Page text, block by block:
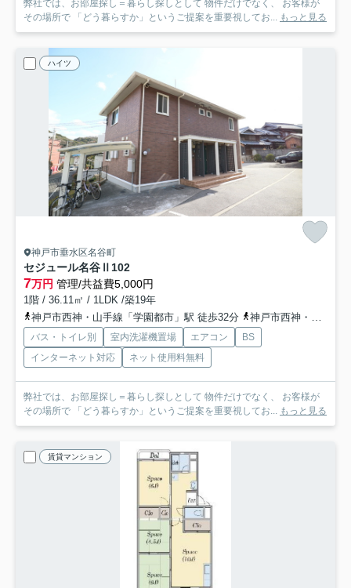
弊社では、お部屋探し＝暮らし探しとして 物件だけでなく、 お客様が
その場所で 「どう暮らすか」というご提案を重要視してお... もっと見る
ハイツ
神戸市垂水区名谷町
セジュール名谷Ⅱ 102
7万円 管理/共益費5,000円
1階 / 36.11㎡ / 1LDK /築19年
神戸市西神・山手線「学園都市」駅 徒歩32分
神戸市西神・山手線「総合運動公園」駅 徒歩39分
バス・トイレ別 室内洗濯機置場 エアコン
BS
インターネット対応
ネット使用料無料
弊社では、お部屋探し＝暮らし探しとして 物件だけでなく、 お客様が
その場所で 「どう暮らすか」というご提案を重要視してお... もっと見る
賃貸マンション